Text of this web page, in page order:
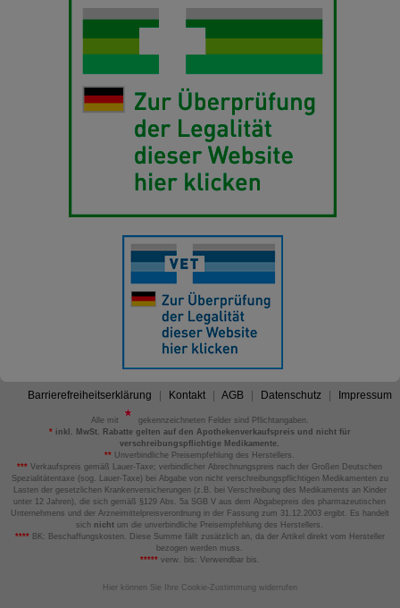
Barrierefreiheitserklärung Kontakt AGB Datenschutz Impressum
Alle mit
gekennzeichneten Felder sind Pflichtangaben.
*inkl. MwSt. Rabatte gelten auf den Apothekenverkaufspreis und nicht für
verschreibungspflichtige Medikamente.
** Unverbindliche Preisempfehlung des Herstellers.
*** Verkaufspreis gemäß Lauer-Taxe; verbindlicher Abrechnungspreis nach der Großen Deutschen
Spezialitätentaxe (sog. Lauer-Taxe) bei Abgabe von nicht verschreibungspflichtigen Medikamenten zu
Lasten der gesetzlichen Krankenversicherungen (z.B. bei Verschreibung des Medikaments an Kinder
unter 12 Jahren), die sich gemäß §129 Abs. 5a SGB V aus dem Abgabepreis des pharmazeutischen
Unternehmens und der Arzneimittelpreisverordnung in der Fassung zum 31.12.2003 ergibt. Es handelt
sich nicht um die unverbindliche Preisempfehlung des Herstellers.
****BK: Beschaffungskosten. Diese Summe fällt zusätzlich an, da der Artikel direkt vom Hersteller
bezogen werden muss.
*****verw. bis: Verwendbar bis.
Hier können Sie Ihre Cookie-Zustimmung widerrufen